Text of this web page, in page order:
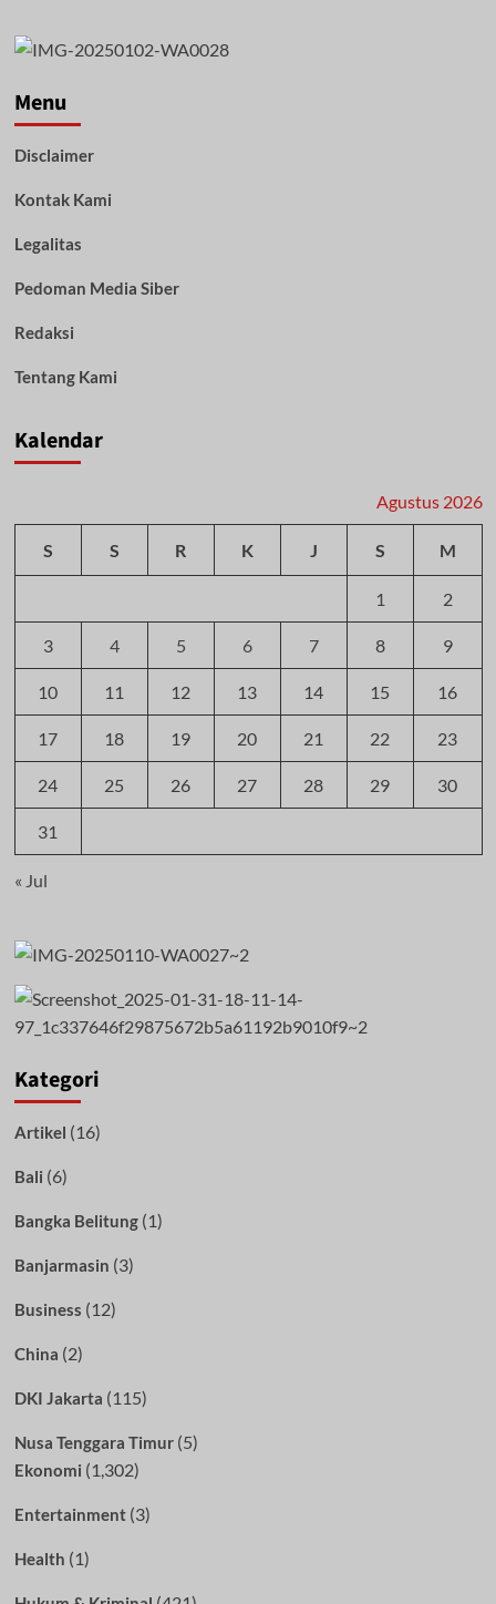
Sahabat
Nyaris
Jotos,
Kalteng
Menu
Disclaimer
Kontak Kami
Legalitas
Pedoman Media Siber
Redaksi
Tentang Kami
Kalendar
Agustus 2026
S S R K J S M
1 2
3 4 5 6 7 8 9
10 11 12 13 14 15 16
17 18 19 20 21 22 23
24 25 26 27 28 29 30
31
« Jul
Kategori
Artikel (16)
Bali (6)
Bangka Belitung(1)
Banjarmasin (3)
Business (12)
China (2)
DKI Jakarta (115)
Nusa Tenggara Timur(5)
Ekonomi (1,302)
Entertainment(3)
Health (1)